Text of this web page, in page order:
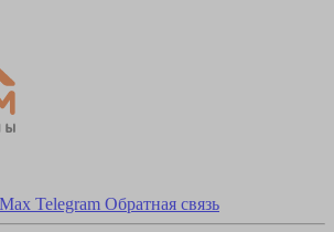
Max Telegram Обратная связь